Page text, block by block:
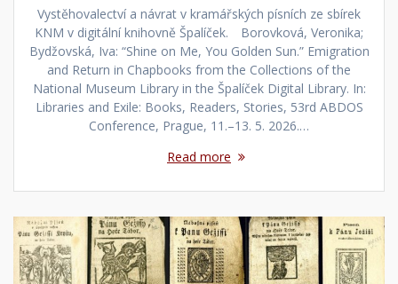
Vystěhovalectví a návrat v kramářských písních ze sbírek
KNM v digitální knihovně Špalíček. Borovková, Veronika;
Bydžovská, Iva: “Shine on Me, You Golden Sun.” Emigration
and Return in Chapbooks from the Collections of the
National Museum Library in the Špalíček Digital Library. In:
Libraries and Exile: Books, Readers, Stories, 53rd ABDOS
Conference, Prague, 11.–13. 5. 2026.…
Read more